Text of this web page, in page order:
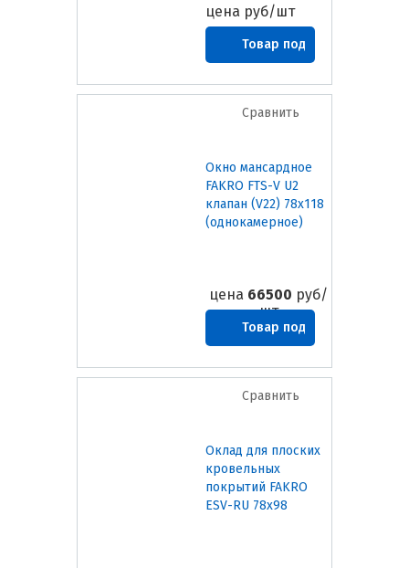
цена руб/шт
Товар под
заказ
Сравнить
Окно мансардное
FAKRO FTS-V U2
клапан (V22) 78х118
(однокамерное)
цена 66500 руб/
шт
Товар под
заказ
Сравнить
Оклад для плоских
кровельных
покрытий FAKRO
ESV-RU 78х98